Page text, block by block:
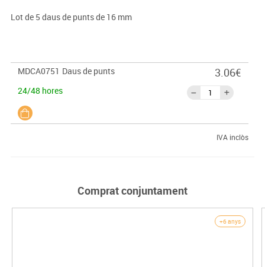
Lot de 5 daus de punts de 16 mm
MDCA0751 Daus de punts
24/48 hores
3.06€
IVA inclòs
Comprat conjuntament
+6 anys